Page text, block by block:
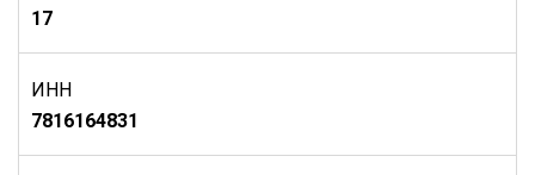
17
ИНН
7816164831